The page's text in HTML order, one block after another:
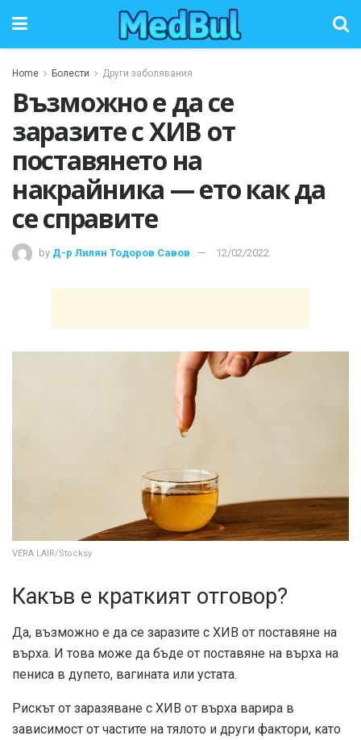
Home Болести Други заболявания
Възможно е да се
заразите с ХИВ от
поставянето на
накрайника — ето как да
се справите
by Д-р Лилян Тодоров Савов 12/02/2022
VERA LAIR/Stocksy
Какъв е краткият отговор?
Да, възможно е да се заразите с ХИВ от поставяне на
върха. И това може да бъде от поставяне на върха на
пениса в дупето, вагината или устата.
Рискът от заразяване с ХИВ от върха варира в
зависимост от частите на тялото и други фактори, като